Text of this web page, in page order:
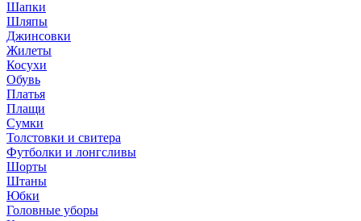
Шапки
Шляпы
Джинсовки
Жилеты
Косухи
Обувь
Платья
Плащи
Сумки
Толстовки и свитера
Футболки и лонгсливы
Шорты
Штаны
Юбки
Головные уборы